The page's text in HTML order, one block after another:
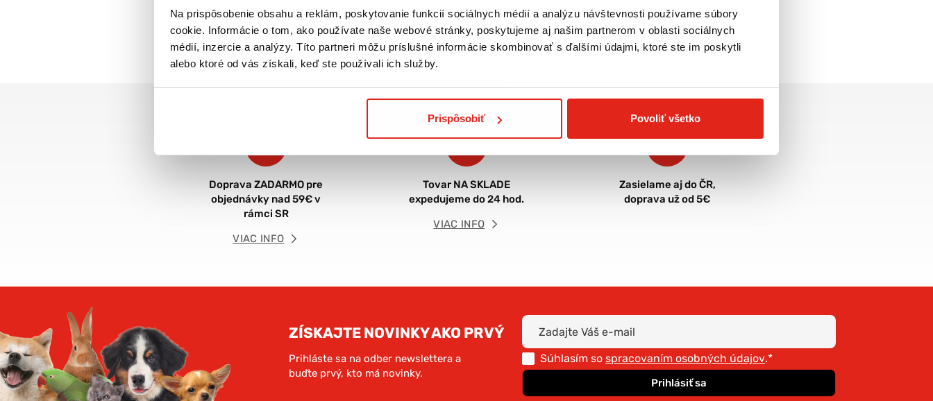
Na prispôsobenie obsahu a reklám, poskytovanie funkcií sociálnych médií a analýzu návštevnosti používame súbory
cookie. Informácie o tom, ako používate naše webové stránky, poskytujeme aj našim partnerom v oblasti sociálnych
médií, inzercie a analýzy. Títo partneri môžu príslušné informácie skombinovať s ďalšími údajmi, ktoré ste im poskytli
alebo ktoré od vás získali, keď ste používali ich služby.
Prispôsobiť Povoliť všetko
Doprava ZADARMO pre
objednávky nad 59€ v
rámci SR
VIAC INFO
Tovar NA SKLADE
expedujeme do 24 hod.
VIAC INFO
Zasielame aj do ČR,
doprava už od 5€
ZÍSKAJTE NOVINKY AKO PRVÝ
Prihláste sa na odber newslettera a
buďte prvý, kto má novinky.
Súhlasím so spracovaním osobných údajov.*
Prihlásiť sa